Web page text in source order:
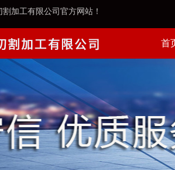
加工有限公司官方网站！
首